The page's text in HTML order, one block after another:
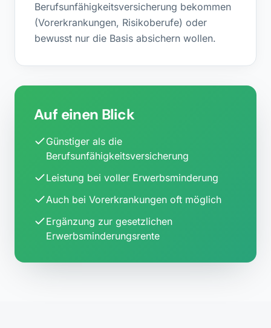
Berufsunfähigkeitsversicherung bekommen
(Vorerkrankungen, Risikoberufe) oder
bewusst nur die Basis absichern wollen.
Auf einen Blick
Günstiger als die
Berufsunfähigkeitsversicherung
Leistung bei voller Erwerbsminderung
Auch bei Vorerkrankungen oft möglich
Ergänzung zur gesetzlichen
Erwerbsminderungsrente